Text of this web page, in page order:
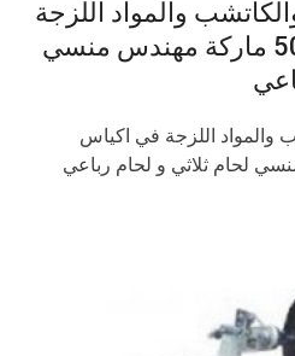
والمواد اللزجة
في اكياس موديل 505 ماركة مهندس منسي
والمواد اللزجة في اكياس
منسي لحام ثلاثي و لحام رباعي